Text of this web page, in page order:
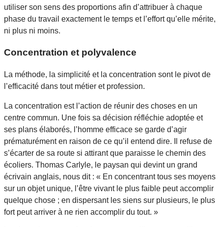
utiliser son sens des proportions afin d’attribuer à chaque
phase du travail exactement le temps et l’effort qu’elle mérite,
ni plus ni moins.
Concentration et polyvalence
La méthode, la simplicité et la concentration sont le pivot de
l’efficacité dans tout métier et profession.
La concentration est l’action de réunir des choses en un
centre commun. Une fois sa décision réfléchie adoptée et
ses plans élaborés, l’homme efficace se garde d’agir
prématurément en raison de ce qu’il entend dire. Il refuse de
s’écarter de sa route si attirant que paraisse le chemin des
écoliers. Thomas Carlyle, le paysan qui devint un grand
écrivain anglais, nous dit : « En concentrant tous ses moyens
sur un objet unique, l’être vivant le plus faible peut accomplir
quelque chose ; en dispersant les siens sur plusieurs, le plus
fort peut arriver à ne rien accomplir du tout. »